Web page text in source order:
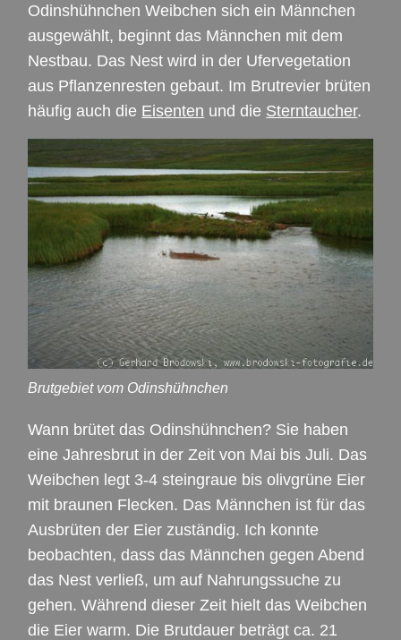
Odinshühnchen Weibchen sich ein Männchen
ausgewählt, beginnt das Männchen mit dem
Nestbau. Das Nest wird in der Ufervegetation
aus Pflanzenresten gebaut. Im Brutrevier brüten
häufig auch die Eisenten und die Sterntaucher.
Brutgebiet vom Odinshühnchen
Wann brütet das Odinshühnchen? Sie haben
eine Jahresbrut in der Zeit von Mai bis Juli. Das
Weibchen legt 3-4 steingraue bis olivgrüne Eier
mit braunen Flecken. Das Männchen ist für das
Ausbrüten der Eier zuständig. Ich konnte
beobachten, dass das Männchen gegen Abend
das Nest verließ, um auf Nahrungssuche zu
gehen. Während dieser Zeit hielt das Weibchen
die Eier warm. Die Brutdauer beträgt ca. 21